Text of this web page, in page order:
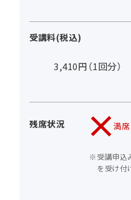
受講料(税込)
3,410円（1回分）
残席状況 満席
受講申込
を受け付